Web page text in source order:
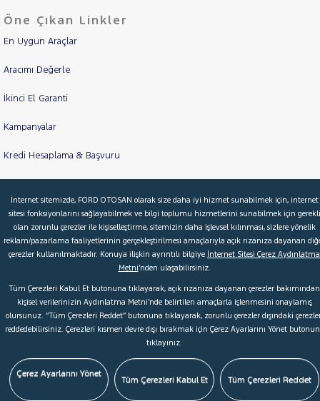
Öne Çıkan Linkler
En Uygun Araçlar
Aracımı Değerle
İkinci El Garanti
Kampanyalar
Kredi Hesaplama & Başvuru
© 2026 Ford Türkiye Ford Kurumsal Hakkımızda
Şartlar & Kişisel Verilerin Korunması S.S.S. Faydalı Bağlantılar
Çerez Tercihleri
İnternet sitemizde, FORD OTOSAN olarak size daha iyi hizmet sunabilmek için, internet
sitesi fonksiyonlarını sağlayabilmek ve bilgi toplumu hizmetlerini sunabilmek için gerekli
olan zorunlu çerezler ile kişiselleştirme, sitemizin daha işlevsel kılınması, sizlere yönelik
reklam/pazarlama faaliyetlerinin gerçekleştirilmesi amaçlarıyla açık rızanıza dayanan
çerezler kullanılmaktadır. Konuya ilişkin ayrıntılı bilgiye İnternet Sitesi Çerez Aydınlatma
Metni’nden ulaşabilirsiniz.
Tüm Çerezleri Kabul Et butonuna tıklayarak, açık rızanıza dayanan çerezler bakımından
kişisel verilerinizin Aydınlatma Metni’nde belirtilen amaçlarla işlenmesini onaylamış
olursunuz. “Tüm Çerezleri Reddet” butonuna tıklayarak, zorunlu çerezler dışındaki
reddedebilirsiniz. Çerezleri kısmen devre dışı bırakmak için Çerez Ayarlarını Yönet
tıklayınız.
Çerez Ayarlarını Yönet
Tüm Çerezleri Kabul Et Tüm Çerezleri Reddet